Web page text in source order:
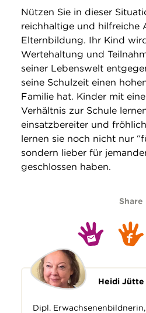
Nützen Sie in dieser
reichhaltige und hilfreiche
Elternbildung. Ihr Kind
Wertehaltung und
seiner Lebenswelt
seine Schulzeit einen
Familie hat. Kinder mit
Verhältnis zur Schule
einsatzbereiter und
lernen sie noch nicht nur
sondern lieber für
geschlossen haben.
Share
Heidi Jütte
Dipl.